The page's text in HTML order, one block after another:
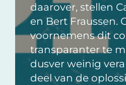
daarover, stellen
en Bert Fraussen.
voornemens dit
transparanter te
dusver weinig
deel van de